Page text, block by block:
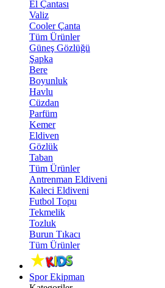
El Çantası
Valiz
Cooler Çanta
Tüm Ürünler
Güneş Gözlüğü
Şapka
Bere
Boyunluk
Havlu
Cüzdan
Parfüm
Kemer
Eldiven
Gözlük
Taban
Tüm Ürünler
Antrenman Eldiveni
Kaleci Eldiveni
Futbol Topu
Tekmelik
Tozluk
Burun Tıkacı
Tüm Ürünler
Spor Ekipman